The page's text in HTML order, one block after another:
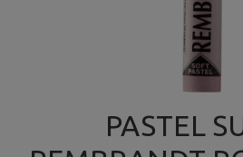
PASTEL